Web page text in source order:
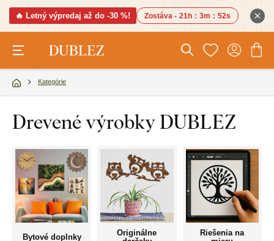
🔥 Letný výpredaj až do -30 %! Zostáva - 21h : 3m : 51s
Kategórie
Drevené výrobky DUBLEZ
Bytové doplnky
Originálne
Riešenia na